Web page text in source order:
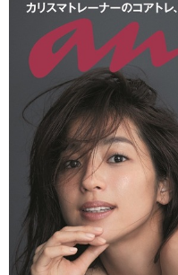
ショッピング